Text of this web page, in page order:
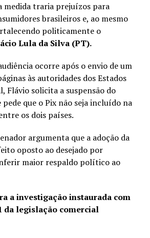
medida traria prejuízos para
brasileiros e, ao mesmo
politicamente o
Lula da Silva (PT).
ocorre após o envio de um
às autoridades dos Estados
Flávio solicita a suspensão do
que o Pix não seja incluído na
os dois países.
argumenta que a adoção da
oposto ao desejado por
maior respaldo político ao
a investigação instaurada com
da legislação comercial